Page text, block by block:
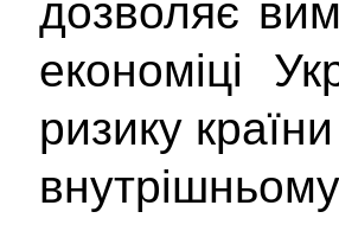
економіці
ризику